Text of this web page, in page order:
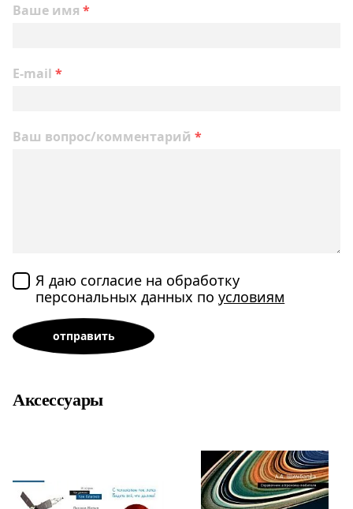
Ваше имя *
E-mail *
Ваш вопрос/комментарий *
Я даю согласие на обработку
персональных данных поусловиям
Аксессуары